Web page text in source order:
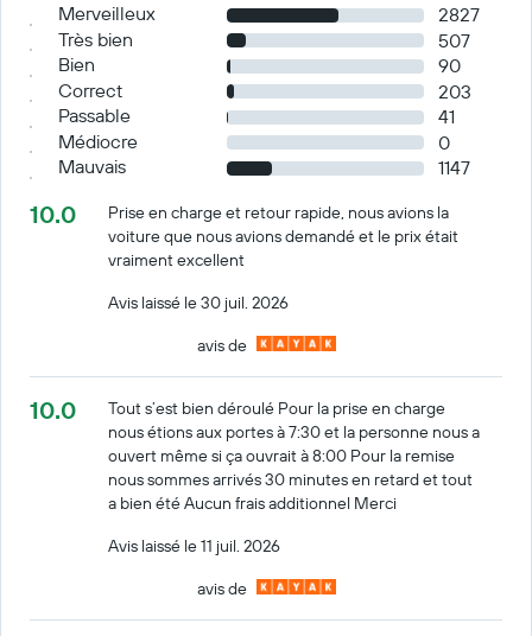
Merveilleux
2827
Très bien
507
Bien
90
Correct
203
Passable
41
Médiocre
0
Mauvais
1147
10.0
Prise en charge et retour rapide, nous avions la
voiture que nous avions demandé et le prix était
vraiment excellent
Avis laissé le 30 juil. 2026
avis de
10.0
Tout s’est bien déroulé Pour la prise en charge
nous étions aux portes à 7:30 et la personne nous a
ouvert même si ça ouvrait à 8:00 Pour la remise
nous sommes arrivés 30 minutes en retard et tout
a bien été Aucun frais additionnel Merci
Avis laissé le 11 juil. 2026
avis de